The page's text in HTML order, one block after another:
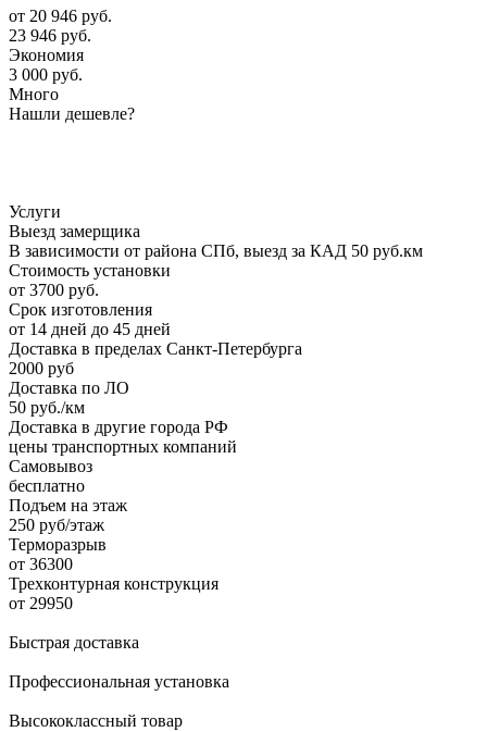
от 20 946 руб.
23 946 руб.
Экономия
3 000 руб.
Много
Нашли дешевле?
Услуги
Выезд замерщика
В зависимости от района СПб, выезд за КАД 50 руб.км
Стоимость установки
от 3700 руб.
Срок изготовления
от 14 дней до 45 дней
Доставка в пределах Санкт-Петербурга
2000 руб
Доставка по ЛО
50 руб./км
Доставка в другие города РФ
цены транспортных компаний
Самовывоз
бесплатно
Подъем на этаж
250 руб/этаж
Терморазрыв
от 36300
Трехконтурная конструкция
от 29950
Быстрая доставка
Профессиональная установка
Высококлассный товар